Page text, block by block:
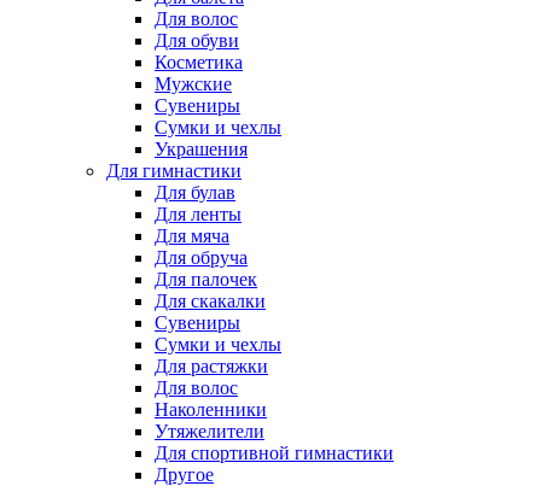
Для волос
Для обуви
Косметика
Мужские
Сувениры
Сумки и чехлы
Украшения
Для гимнастики
Для булав
Для ленты
Для мяча
Для обруча
Для палочек
Для скакалки
Сувениры
Сумки и чехлы
Для растяжки
Для волос
Наколенники
Утяжелители
Для спортивной гимнастики
Другое